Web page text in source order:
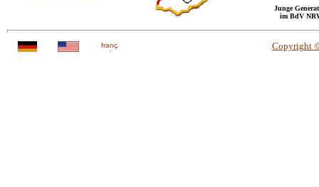
Junge
im BdV
Copyright